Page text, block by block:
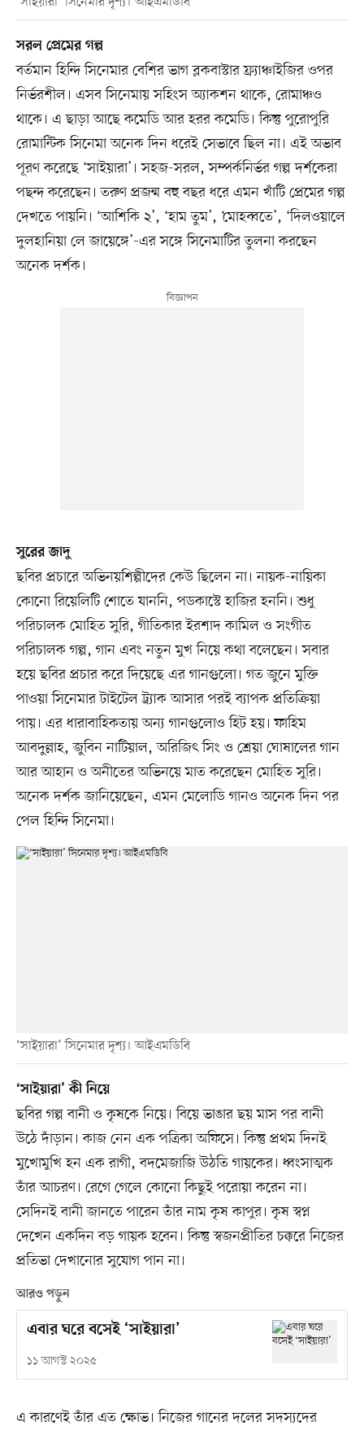
সরল প্রেমের গল্প
বর্তমান হিন্দি সিনেমার বেশির ভাগ ব্লকবাস্টার ফ্র্যাঞ্চাইজির ওপর
নির্ভরশীল। এসব সিনেমায় সহিংস অ্যাকশন থাকে, রোমাঞ্চও
থাকে। এ ছাড়া আছে কমেডি আর হরর কমেডি। কিন্তু পুরোপুরি
রোমান্টিক সিনেমা অনেক দিন ধরেই সেভাবে ছিল না। এই অভাব
পূরণ করেছে ‘সাইয়ারা’। সহজ-সরল, সম্পর্কনির্ভর গল্প দর্শকেরা
পছন্দ করেছেন। তরুণ প্রজন্ম বহু বছর ধরে এমন খাঁটি প্রেমের গল্প
দেখতে পায়নি। ‘আশিকি ২’, ‘হাম তুম’, ‘মোহব্বতে’, ‘দিলওয়ালে
দুলহানিয়া লে জায়েঙ্গে’-এর সঙ্গে সিনেমাটির তুলনা করছেন
অনেক দর্শক।
সুরের জাদু
ছবির প্রচারে অভিনয়শিল্পীদের কেউ ছিলেন না। নায়ক-নায়িকা
কোনো রিয়েলিটি শোতে যাননি, পডকাস্টে হাজির হননি। শুধু
পরিচালক মোহিত সুরি, গীতিকার ইরশাদ কামিল ও সংগীত
পরিচালক গল্প, গান এবং নতুন মুখ নিয়ে কথা বলেছেন। সবার
হয়ে ছবির প্রচার করে দিয়েছে এর গানগুলো। গত জুনে মুক্তি
পাওয়া সিনেমার টাইটেল ট্র্যাক আসার পরই ব্যাপক প্রতিক্রিয়া
পায়। এর ধারাবাহিকতায় অন্য গানগুলোও হিট হয়। ফাহিম
আবদুল্লাহ, জুবিন নাটিয়াল, অরিজিৎ সিং ও শ্রেয়া ঘোষালের গান
আর আহান ও অনীতের অভিনয়ে মাত করেছেন মোহিত সুরি।
অনেক দর্শক জানিয়েছেন, এমন মেলোডি গানও অনেক দিন পর
পেল হিন্দি সিনেমা।
‘সাইয়ারা’ সিনেমার দৃশ্য। আইএমডিবি
‘সাইয়ারা’ কী নিয়ে
ছবির গল্প বানী ও কৃষকে নিয়ে। বিয়ে ভাঙার ছয় মাস পর বানী
উঠে দাঁড়ান। কাজ নেন এক পত্রিকা অফিসে। কিন্তু প্রথম দিনই
মুখোমুখি হন এক রাগী, বদমেজাজি উঠতি গায়কের। ধ্বংসাত্মক
তাঁর আচরণ। রেগে গেলে কোনো কিছুই পরোয়া করেন না।
সেদিনই বানী জানতে পারেন তাঁর নাম কৃষ কাপুর। কৃষ স্বপ্ন
দেখেন একদিন বড় গায়ক হবেন। কিন্তু স্বজনপ্রীতির চক্করে নিজের
প্রতিভা দেখানোর সুযোগ পান না।
আরও পড়ুন
এবার ঘরে বসেই ‘সাইয়ারা’
১১ আগস্ট ২০২৫
এ কারণেই তাঁর এত ক্ষোভ। নিজের গানের দলের সদস্যদের